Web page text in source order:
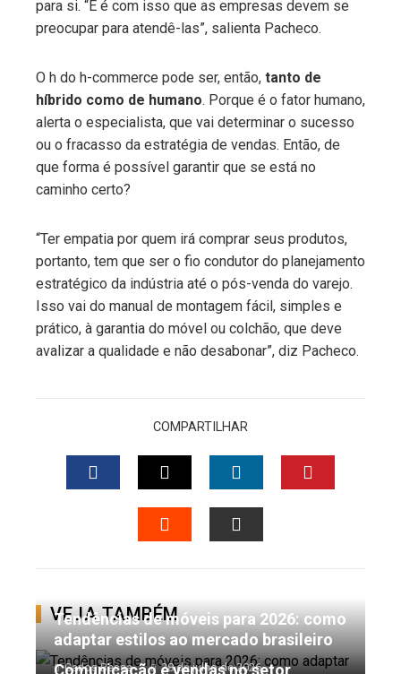
para si. “E é com isso que as empresas devem se
preocupar para atendê-las”, salienta Pacheco.
O h do h-commerce pode ser, então, tanto de
híbrido como de humano. Porque é o fator humano,
alerta o especialista, que vai determinar o sucesso
ou o fracasso da estratégia de vendas. Então, de
que forma é possível garantir que se está no
caminho certo?
“Ter empatia por quem irá comprar seus produtos,
portanto, tem que ser o fio condutor do planejamento
estratégico da indústria até o pós-venda do varejo.
Isso vai do manual de montagem fácil, simples e
prático, à garantia do móvel ou colchão, que deve
avalizar a qualidade e não desabonar”, diz Pacheco.
COMPARTILHAR
FACEBOOKTWITTERLINKEDIN
VEJA TAMBÉM
Tendências de móveis para 2026: como
adaptar estilos ao mercado brasileiro
Carlos Bessa 28 de julho de 2026
Comunicação e vendas no setor